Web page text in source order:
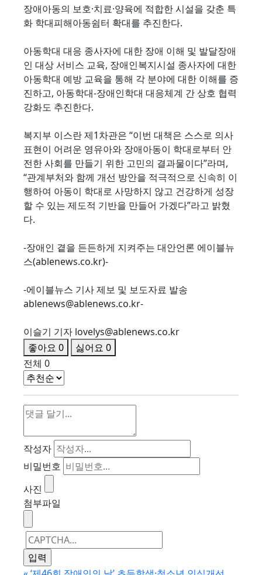
장애아동의 보호·치료·양육에 적합한 시설을 갖춘 특
화 학대피해아동쉼터 확대를 추진한다.
아동학대 대응 종사자에 대한 장애 이해 및 발달장애
인 대상 서비스 교육, 장애인복지시설 종사자에 대한
아동학대 예방 교육을 통해 각 분야에 대한 이해를 증
진하고, 아동학대-장애인학대 대응체계 간 상호 협력
강화도 추진한다.
복지부 이스란 제1차관은 “이번 대책은 스스로 의사
표현이 어려운 영유아와 장애아동이 학대로부터 안
전한 사회를 만들기 위한 고민의 결과물이다”라며,
“관계부처와 함께 개선 방안을 적극적으로 신속히 이
행하여 아동이 학대로 사망하지 않고 건강하게 성장
할 수 있는 제도적 기반을 만들어 가겠다”라고 밝혔
다.
-장애인 곁을 든든하게 지켜주는 대안언론 에이블뉴
스(ablenews.co.kr)-
-에이블뉴스 기사 제보 및 보도자료 발송
ablenews@ablenews.co.kr-
이슬기 기자 lovelys@ablenews.co.kr
좋아요 0 싫어요 0
전체 0
작성자
비밀번호
사진
첨부파일